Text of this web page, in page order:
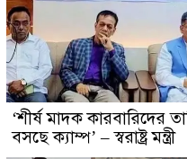
‘শীর্ষ মাদক কারবারিদের
বসছে ক্যাম্প’ – স্বরাষ্ট্র মন্ত্রী